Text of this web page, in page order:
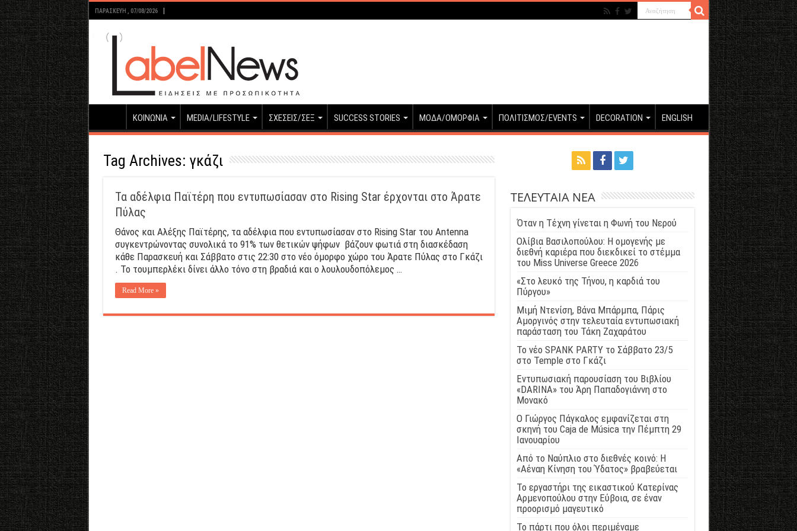
ΠΑΡΑΣΚΕΥΉ , 07/08/2026
ΚΟΙΝΩΝΙΑ MEDIA/LIFESTYLE ΣΧΕΣΕΙΣ/ΣΕΞ SUCCESS STORIES ΜΟΔΑ/ΟΜΟΡΦΙΑ ΠΟΛΙΤΙΣΜΟΣ/EVENTS DECORATION ENGLISH
Tag Archives: γκάζι
Τα αδέλφια Παϊτέρη που εντυπωσίασαν στο Rising Star έρχονται στο Άρατε
Πύλας
Θάνος και Αλέξης Παϊτέρης, τα αδέλφια που εντυπωσίασαν στο Rising Star του Antenna
συγκεντρώνοντας συνολικά το 91% των θετικών ψήφων βάζουν φωτιά στη διασκέδαση
κάθε Παρασκευή και Σάββατο στις 22:30 στο νέο όμορφο χώρο του Άρατε Πύλας στο Γκάζι
. Το τουμπερλέκι δίνει άλλο τόνο στη βραδιά και ο λουλουδοπόλεμος …
Read More »
ΤΕΛΕΥΤΑΙΑ ΝΕΑ
Όταν η Τέχνη γίνεται η Φωνή του Νερού
Ολίβια Βασιλοπούλου: Η ομογενής με
διεθνή καριέρα που διεκδικεί το στέμμα
του Miss Universe Greece 2026
«Στο λευκό της Τήνου, η καρδιά του
Πύργου»
Μιμή Ντενίση, Βάνα Μπάρμπα, Πάρις
Αμοργινός στην τελευταία εντυπωσιακή
παράσταση του Τάκη Ζαχαράτου
Το νέο SPANK PARTY το Σάββατο 23/5
στο Temple στο Γκάζι
Εντυπωσιακή παρουσίαση του Βιβλίου
«DARINA» του Άρη Παπαδογιάννη στο
Μονακό
Ο Γιώργος Πάγκαλος εμφανίζεται στη
σκηνή του Caja de Música την Πέμπτη 29
Ιανουαρίου
Από το Ναύπλιο στο διεθνές κοινό: Η
«Αέναη Κίνηση του Ύδατος» βραβεύεται
Το εργαστήρι της εικαστικού Κατερίνας
Αρμενοπούλου στην Εύβοια, σε έναν
προορισμό μαγευτικό
Το πάρτι που όλοι περιμέναμε